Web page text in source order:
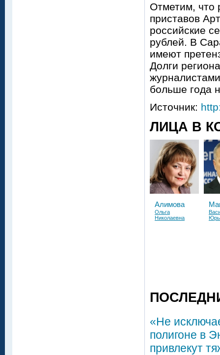
Отметим, что
приставов
российские
рублей. В
имеют
Долги
больше года
Источник:
ЛИЦА В
Алимова
Ольга
Николаевна
«Не
полигоне в
привлекут